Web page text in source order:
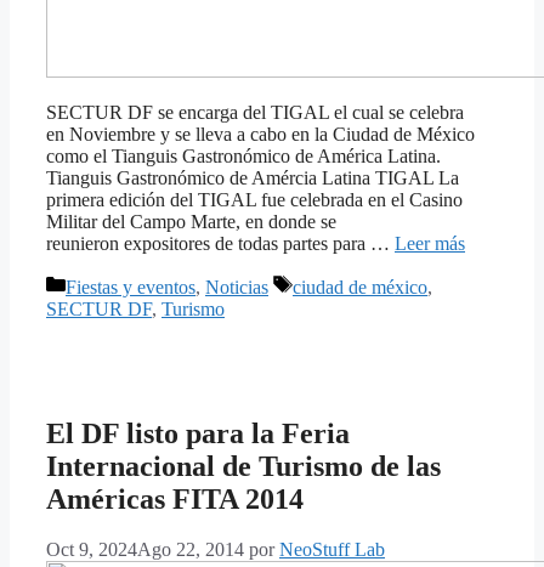
SECTUR DF se encarga del TIGAL el cual se celebra
en Noviembre y se lleva a cabo en la Ciudad de México
como el Tianguis Gastronómico de América Latina.
Tianguis Gastronómico de Amércia Latina TIGAL La
primera edición del TIGAL fue celebrada en el Casino
Militar del Campo Marte, en donde se
reunieron expositores de todas partes para … Leer más
Categorías
Fiestas y eventos, Noticias Etiquetas
ciudad de méxico,
SECTUR DF, Turismo
El DF listo para la Feria
Internacional de Turismo de las
Américas FITA 2014
Oct 9, 2024Ago 22, 2014 porNeoStuff Lab